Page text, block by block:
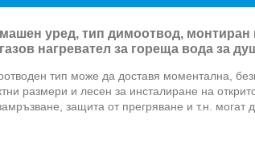
уред, тип димоотвод, монтиран
нагревател за гореща вода за
тип може да доставя моментална,
размери и лесен за инсталиране на
защита от прегряване и т.н. могат